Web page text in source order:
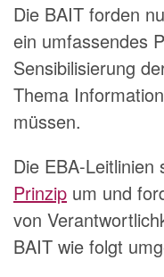
Die BAIT forden
ein umfassendes
Sensibilisierung
Thema
müssen.
Die EBA-Leitlinien
Prinzip um und
von
BAIT wie folgt